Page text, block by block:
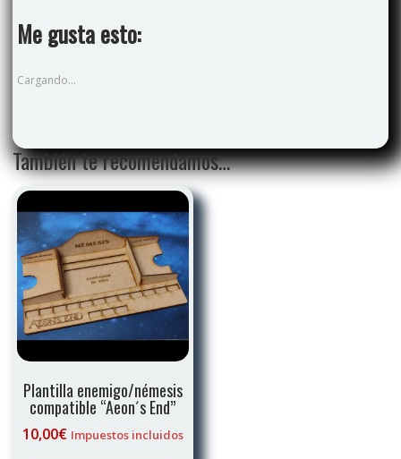
Me gusta esto:
Cargando...
También te recomendamos…
Plantilla enemigo/némesis
compatible “Aeon´s End”
10,00€ Impuestos incluidos